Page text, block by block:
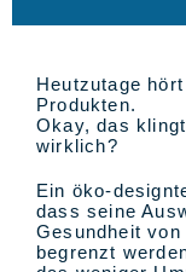
Heutzutage
Produkten.
Okay, das
wirklich?
Ein öko-
dass seine
Gesundheit
begrenzt